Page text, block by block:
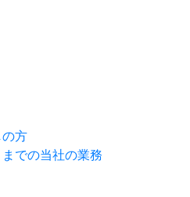
方
での当社の業務